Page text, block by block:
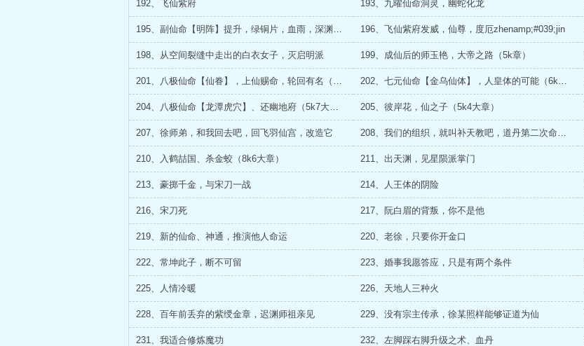
192、飞仙紫府 193、九曜仙命洞灵，幽蛇化龙
195、副仙命【明阵】提升，绿铜片，血雨，深渊魔神（4k2大章） 196、飞仙紫府发威，仙尊，度厄zhenamp;#039;jin
198、从空间裂缝中走出的白衣女子，灭启明派 199、成仙后的师玉艳，大帝之路（5k章）
201、八极仙命【仙眷】，上仙赐命，轮回有名（5k大章） 202、七元仙命【金乌仙体】，人皇体的可能（6k大章）
204、八极仙命【龙潭虎穴】、还幽地府（5k7大章） 205、彼岸花，仙之子（5k4大章）
207、徐师弟，和我回去吧，回飞羽仙宫，改造它 208、我们的组织，就叫补天教吧，道丹第二次命运推演（7k大章）
210、入鹤喆国、杀金蛟（8k6大章） 211、出天渊，见星陨派掌门
213、豪掷千金，与宋刀一战 214、人王体的阴险
216、宋刀死 217、阮白眉的背叛，你不是他
219、新的仙命、神通，推演他人命运 220、老徐，只要你开金口
222、常坤此子，断不可留 223、婚事我愿答应，只是有两个条件
225、人情冷暖 226、天地人三种火
228、百年前丢弃的紫绶金章，迟渊师祖亲见 229、没有宗主传承，徐某照样能够证道为仙
231、我适合修炼魔功 232、左脚踩右脚升级之术、血丹